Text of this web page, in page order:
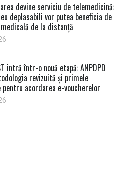
devine serviciu de telemedicină:
deplasabili vor putea beneficia de
de la distanță
intră într-o nouă etapă: ANPDPD
revizuită și primele
pentru acordarea e-voucherelor